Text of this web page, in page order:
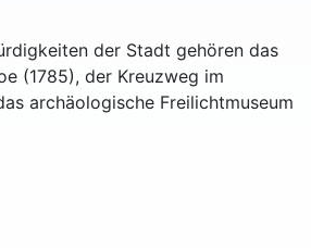
der Stadt gehören das
(1785), der Kreuzweg im
archäologische Freilichtmuseum